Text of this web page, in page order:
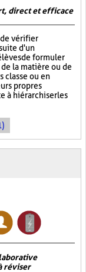
direct et efficace
vérifier
d'un
de formuler
la matière ou de
classe ou en
propres
à hiérarchiser les
réviser